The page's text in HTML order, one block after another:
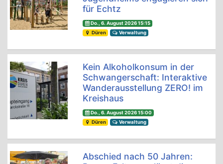
für Echtz
Do., 6. August 2026 15:15
Düren
Verwaltung
Kein Alkoholkonsum in der
Schwangerschaft: Interaktive
Wanderausstellung ZERO! im
Kreishaus
Do., 6. August 2026 15:00
Düren
Verwaltung
Abschied nach 50 Jahren: